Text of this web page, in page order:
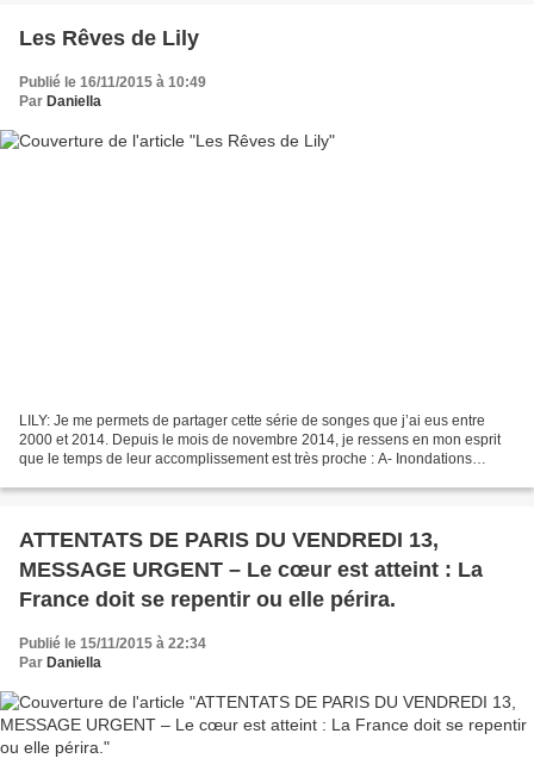
Les Rêves de Lily
Publié le 16/11/2015 à 10:49
Par Daniella
LILY: Je me permets de partager cette série de songes que j’ai eus entre
2000 et 2014. Depuis le mois de novembre 2014, je ressens en mon esprit
que le temps de leur accomplissement est très proche : A- Inondations
ATTENTATS DE PARIS DU VENDREDI 13,
MESSAGE URGENT – Le cœur est atteint : La
France doit se repentir ou elle périra.
Publié le 15/11/2015 à 22:34
Par Daniella